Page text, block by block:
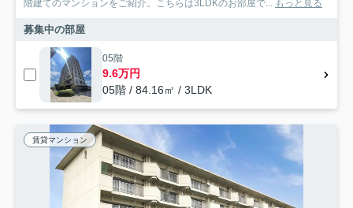
階建てのマンションをご紹介。こちらは3LDKのお部屋で... もっと見る
募集中の部屋
05階
9.6万円
05階 / 84.16㎡ / 3LDK
賃貸マンション